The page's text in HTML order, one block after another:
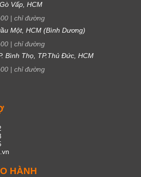
Vấp, HCM
| chỉ đường
Một, HCM (Bình Dương)
| chỉ đường
Bình Thọ, TP.Thủ Đức, HCM
| chỉ đường
HÀNH